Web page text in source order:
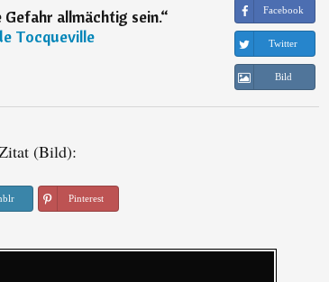
allmächtig sein.“
Tocqueville
Facebook
Twitter
Bild
(Bild):
Pinterest